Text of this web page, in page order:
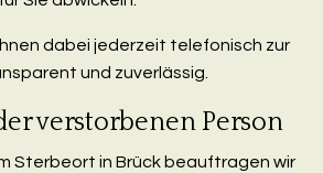
dabei jederzeit telefonisch zur
und zuverlässig.
verstorbenen Person
Sterbeort in Brück beauftragen wir